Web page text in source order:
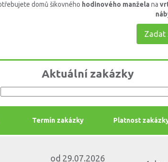
domů šikovného hodinového manžela na
Zadat
Aktuální zakázky
Termín zakázky Platnost
od 29.07.2026